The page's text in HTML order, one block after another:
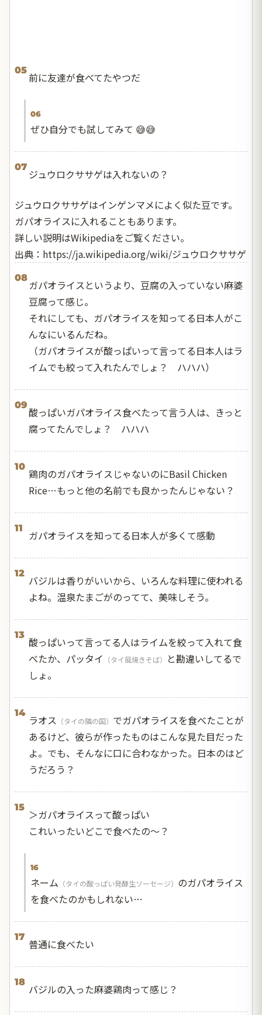
05
前に友達が食べてたやつだ
06
ぜひ自分でも試してみて 😅😅
07
ジュウロクササゲは入れないの？
ジュウロクササゲはインゲンマメによく似た豆です。
ガパオライスに入れることもあります。
詳しい説明はWikipediaをご覧ください。
出典： https://ja.wikipedia.org/wiki/ジュウロクササゲ
08
ガパオライスというより、豆腐の入っていない麻婆
豆腐って感じ。
それにしても、ガパオライスを知ってる日本人がこ
んなにいるんだね。
（ガパオライスが酸っぱいって言ってる日本人はラ
イムでも絞って入れたんでしょ？ ハハハ）
09
酸っぱいガパオライス食べたって言う人は、きっと
腐ってたんでしょ？ ハハハ
10
鶏肉のガパオライスじゃないのにBasil Chicken
Rice…もっと他の名前でも良かったんじゃない？
11
ガパオライスを知ってる日本人が多くて感動
12
バジルは香りがいいから、いろんな料理に使われる
よね。温泉たまごがのってて、美味しそう。
13
酸っぱいって言ってる人はライムを絞って入れて食
べたか、パッタイ （タイ風焼きそば）
と勘違いしてるで
しょ。
14
ラオス （タイの隣の国） でガパオライスを食べたことが
あるけど、彼らが作ったものはこんな見た目だった
よ。でも、そんなに口に合わなかった。日本のはど
うだろう？
15
＞ガパオライスって酸っぱい
これいったいどこで食べたの〜？
16
ネーム （タイの酸っぱい発酵生ソーセージ） のガパオライス
を食べたのかもしれない…
17
普通に食べたい
18
バジルの入った麻婆鶏肉って感じ？